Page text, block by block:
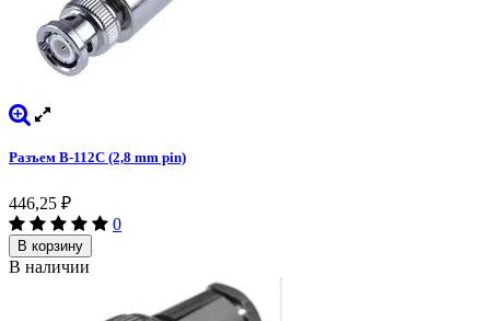
Разъем B-112C (2,8 mm pin)
446,25 ₽
0
В корзину
В наличии